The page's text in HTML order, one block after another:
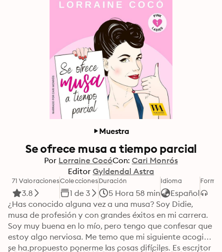
Muestra
Se ofrece musa a tiempo parcial
Por Lorraine CocóCon: Cari Monrós
Editor Gyldendal Astra
71 Valoraciones
3.8
Colecciones
1 de 3
Duración
5 Hora 58 min
Idioma
Español
¿Has conocido alguna vez a una musa? Soy Didie,
musa de profesión y con grandes éxitos en mi carrera.
Soy muy buena en lo mío, pero tengo que confesar que
estoy algo nerviosa. Me temo que mi siguiente acogido
se ha propuesto ponerme las cosas difíciles. Es escritor